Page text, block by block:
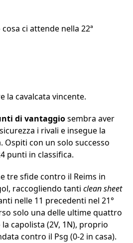
ci attende nella 22ª
la cavalcata vincente.
di vantaggiosembra aver
i rivali e insegue la
Ospiti con un solo successo
punti in classifica.
tre sfide contro il Reims in
raccogliendo tanti clean sheet
nelle 11 precedenti nel 21°
solo una delle ultime quattro
capolista (2V, 1N), proprio
contro il Psg (0-2 in casa).